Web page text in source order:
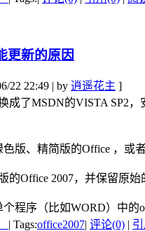
更新的原因
22 22:49 | by 逍遥花主 ]
成了MSDN的VISTA SP2
版、精简版的Office ，或
的Office 2007，并保留原
个程序（比如WORD）中
| Tags:office2007| 评论(0) |